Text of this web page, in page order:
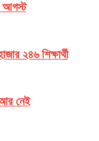
আগস্ট
২৪৬ শিক্ষার্থী
আর নেই